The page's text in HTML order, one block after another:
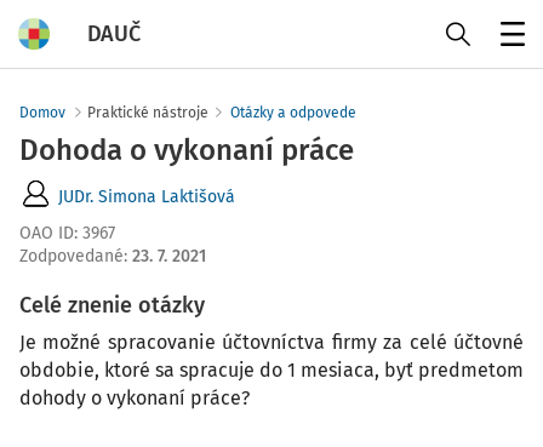
DAUČ
Domov Praktické nástroje Otázky a odpovede
Dohoda o vykonaní práce
JUDr. Simona Laktišová
OAO ID: 3967
Zodpovedané: 23. 7. 2021
Celé znenie otázky
Je možné spracovanie účtovníctva firmy za celé účtovné
obdobie, ktoré sa spracuje do 1 mesiaca, byť predmetom
dohody o vykonaní práce?